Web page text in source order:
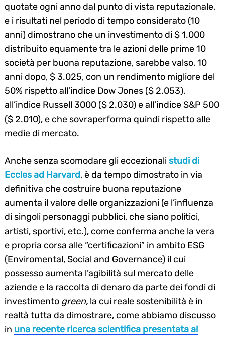
quotate ogni anno dal punto di vista reputazionale,
e i risultati nel periodo di tempo considerato (10
anni) dimostrano che un investimento di $ 1.000
distribuito equamente tra le azioni delle prime 10
società per buona reputazione, sarebbe valso, 10
anni dopo, $ 3.025, con un rendimento migliore del
50% rispetto all’indice Dow Jones ($ 2.053),
all’indice Russell 3000 ($ 2.030) e all’indice S&P 500
($ 2.010), e che sovraperforma quindi rispetto alle
medie di mercato.
Anche senza scomodare gli eccezionalistudi di
Eccles ad Harvard, è da tempo dimostrato in via
definitiva che costruire buona reputazione
aumenta il valore delle organizzazioni (e l’influenza
di singoli personaggi pubblici, che siano politici,
artisti, sportivi, etc.), come conferma anche la vera
e propria corsa alle “certificazioni” in ambito ESG
(Enviromental, Social and Governance) il cui
possesso aumenta l’agibilità sul mercato delle
aziende e la raccolta di denaro da parte dei fondi di
investimento green, la cui reale sostenibilità è in
realtà tutta da dimostrare, come abbiamo discusso
in una recente ricerca scientifica presentata al